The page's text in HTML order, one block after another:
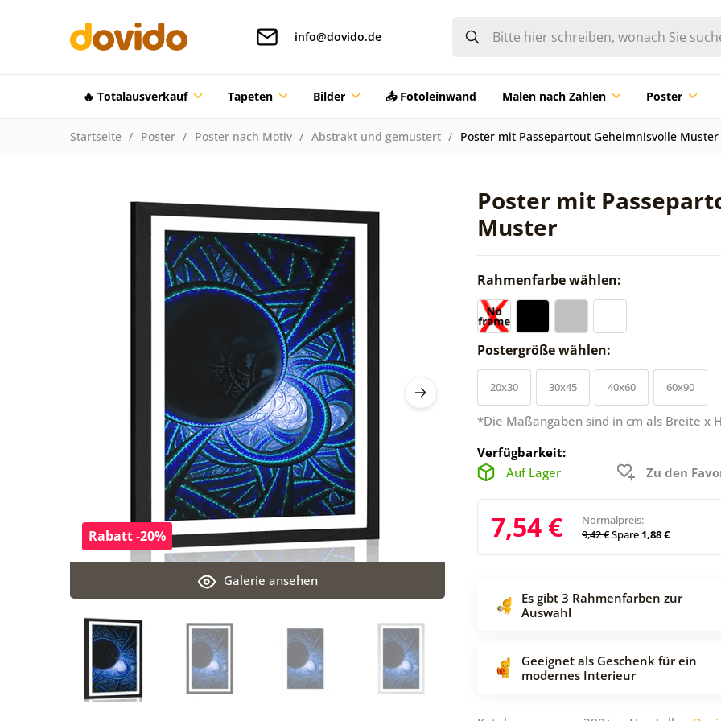
info@dovido.de
🔥 Totalausverkauf Tapeten Bilder 📤 Fotoleinwand Malen nach Zahlen Poster
Startseite Poster Poster nach Motiv Abstrakt und gemustert Poster mit Passepartout Geheimnisvolle Muster
Poster mit
Muster
Galerie ansehen
Rabatt -20%
Rahmenfarbe wählen:
Postergröße wählen:
20x30 30x45 40x60 60x90
*Die Maßangaben sind in cm als Breite x
Verfügbarkeit:
Auf Lager
Zu den
7,54 €
Normalpreis:
9,42 €Spare 1,88 €
Es gibt 3 Rahmenfarben zur
Auswahl
Geeignet als Geschenk für ein
modernes Interieur